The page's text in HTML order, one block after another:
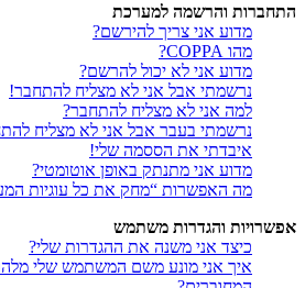
התחברות והרשמה למערכת
מדוע אני צריך להירשם?
מהו COPPA?
מדוע אני לא יכול להרשם?
נרשמתי אבל אני לא מצליח להתחבר!
למה אני לא מצליח להתחבר?
נרשמתי בעבר אבל אני לא מצליח
איבדתי את הססמה שלי!
מדוע אני מתנתק באופן אוטומטי?
מה האפשרות “מחק את כל עוגיות
אפשרויות והגדרות משתמש
כיצד אני משנה את ההגדרות שלי?
איך אני מונע משם המשתמש שלי